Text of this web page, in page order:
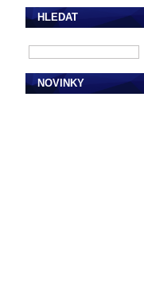
HLEDAT
NOVINKY